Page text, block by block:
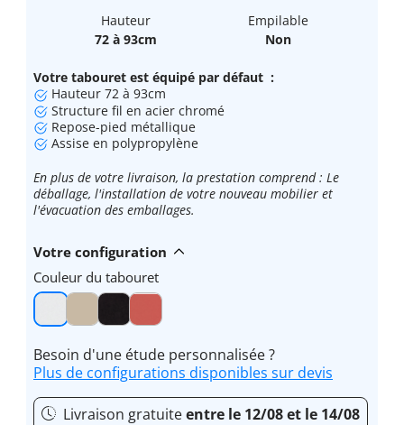
Hauteur
72 à 93cm
Empilable
Non
Votre tabouret est équipé par défaut :
Hauteur 72 à 93cm
Structure fil en acier chromé
Repose-pied métallique
Assise en polypropylène
En plus de votre livraison, la prestation comprend : Le
déballage, l'installation de votre nouveau mobilier et
l'évacuation des emballages.
Votre configuration
Couleur du tabouret
Besoin d'une étude personnalisée ?
Plus de configurations disponibles sur devis
Livraison gratuiteentre le 12/08 et le 14/08